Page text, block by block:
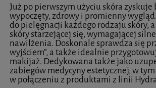
Już po pierwszym użyciu skóra
wypoczęty, zdrowy i promienny
do pielęgnacji każdego rodzaju skóry,
skóry starzejącej się, wymagającej
nawilżenia. Doskonale sprawdza się
wyjściem”, a także idealnie
makijaż. Dedykowana także jako
zabiegów medycyny estetycznej, w tym
w połączeniu z produktami z linii